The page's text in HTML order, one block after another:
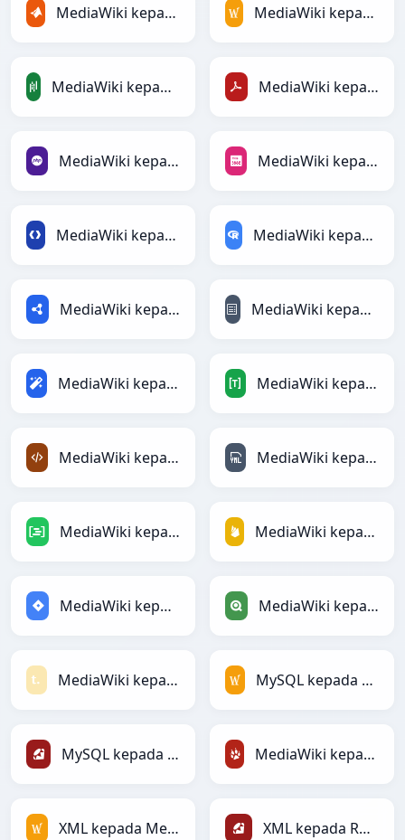
MediaWiki kepada MATLAB MediaWiki kepada MediaWiki
MediaWiki kepada PandasDataFrame MediaWiki kepada PDF
MediaWiki kepada PHP MediaWiki kepada PNG
MediaWiki kepada Protobuf MediaWiki kepada RDataFrame
MediaWiki kepada RDF MediaWiki kepada reStructuredText
MediaWiki kepada Magic MediaWiki kepada TOML
MediaWiki kepada XML MediaWiki kepada YAML
MediaWiki kepada DAX MediaWiki kepada Firebase
MediaWiki kepada Jira MediaWiki kepada Qlik
MediaWiki kepada Textile MySQL kepada MediaWiki
MySQL kepada Ruby MediaWiki kepada TracWiki
XML kepada MediaWiki XML kepada Ruby